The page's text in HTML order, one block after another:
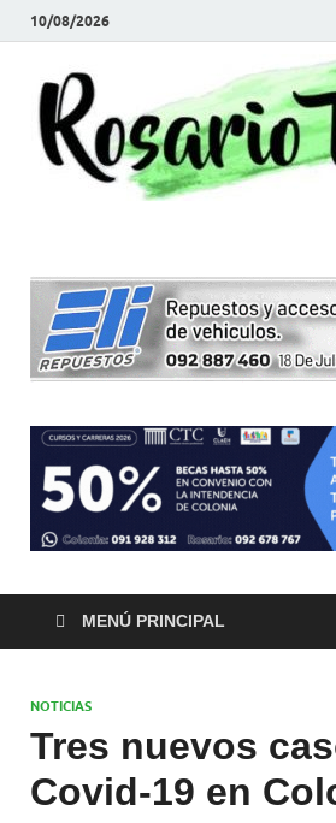
10/08/2026
MENÚ PRINCIPAL
NOTICIAS
Tres nuevos
Covid-19 en